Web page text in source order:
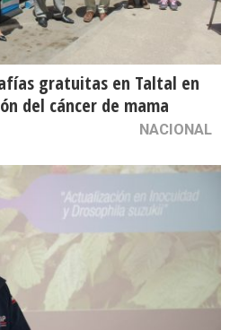
gratuitas en Taltal en
del cáncer de mama
NACIONAL